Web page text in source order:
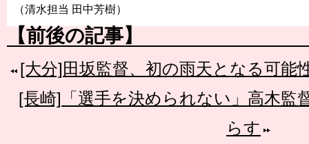
（清水担当 田中芳樹）
【前後の記事】
[大分]田坂監督、初の雨天となる可
[長崎]「選手を決められない」高木監
らす